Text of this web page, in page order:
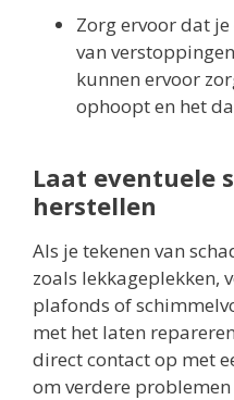
Zorg ervoor dat
van
kunnen ervoor
ophoopt en het
Laat eventuele
herstellen
Als je tekenen van
zoals lekkageplekken,
plafonds of
met het laten
direct contact op met
om verdere